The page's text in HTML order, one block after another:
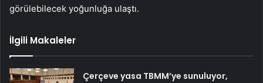
görülebilecek yoğunluğa ulaştı.
İlgili Makaleler
Çerçeve yasa TBMM’ye sunuluyor,